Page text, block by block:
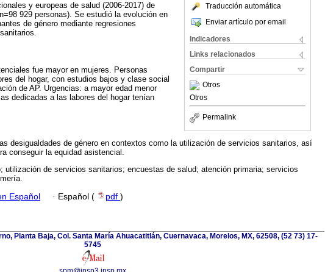
Traducción automática
Enviar artículo por email
Indicadores
Links relacionados
Compartir
Otros
Otros
Permalink
y europeas de salud (2006-2017) de
929 personas). Se estudió la evolución en
de género mediante regresiones
fue mayor en mujeres. Personas
del hogar, con estudios bajos y clase social
de AP. Urgencias: a mayor edad menor
dedicadas a las labores del hogar tenían
desigualdades de género en contextos como la utilización de servicios sanitarios, así
conseguir la equidad asistencial.
utilización de servicios sanitarios; encuestas de salud; atención primaria; servicios
Español · Español ( pdf )
Planta Baja, Col. Santa María Ahuacatitlán, Cuernavaca, Morelos, MX, 62508, (52 73) 17-
5745